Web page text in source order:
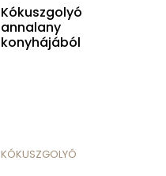
Kókuszgolyó
annalany
konyhájából
KÓKUSZGOLYÓ